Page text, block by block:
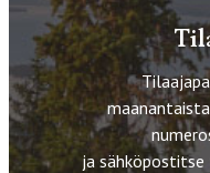
ja sähköpostitse